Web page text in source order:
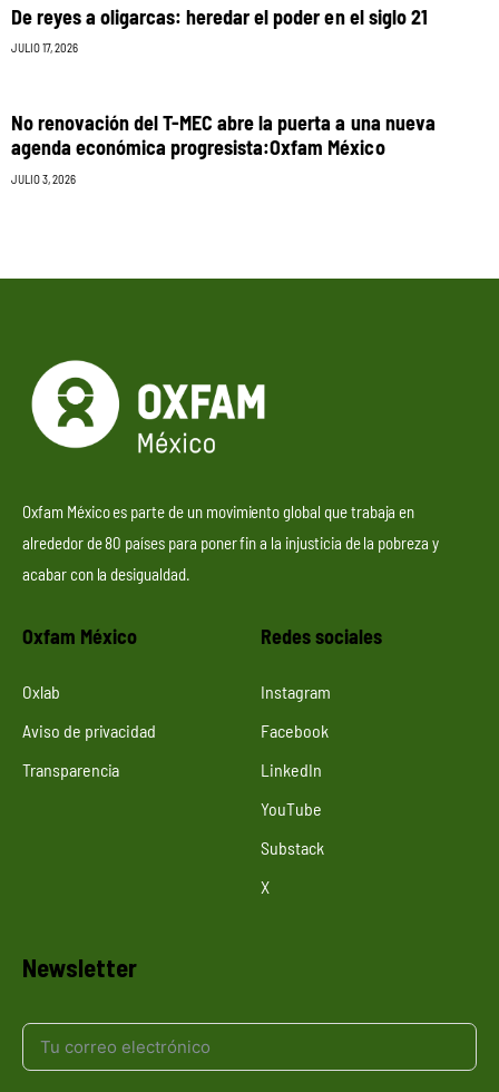
De reyes a oligarcas: heredar el poder en el siglo 21
JULIO 17, 2026
No renovación del T-MEC abre la puerta a una nueva
agenda económica progresista:Oxfam México
JULIO 3, 2026
Oxfam México es parte de un movimiento global que trabaja en
alrededor de 80 países para poner fin a la injusticia de la pobreza y
acabar con la desigualdad.
Oxfam México
Oxlab
Aviso de privacidad
Transparencia
Redes sociales
Instagram
Facebook
LinkedIn
YouTube
Substack
X
Newsletter